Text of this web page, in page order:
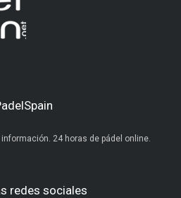
24 horas de pádel online.
redes sociales